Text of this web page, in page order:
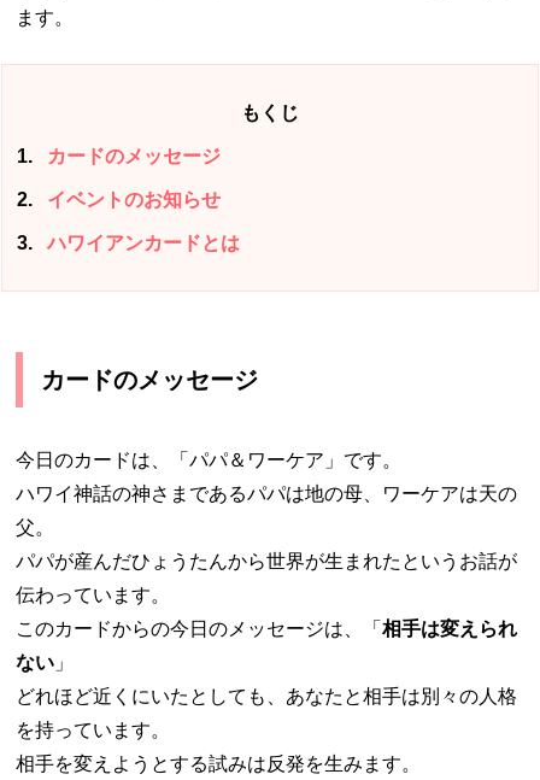
ます。
もくじ
1 カードのメッセージ
2 イベントのお知らせ
3 ハワイアンカードとは
カードのメッセージ
今日のカードは、「パパ＆ワーケア」です。
ハワイ神話の神さまであるパパは地の母、ワーケアは天の
父。
パパが産んだひょうたんから世界が生まれたというお話が
伝わっています。
このカードからの今日のメッセージは、「相手は変えられ
ない 」
どれほど近くにいたとしても、あなたと相手は別々の人格
を持っています。
相手を変えようとする試みは反発を生みます。